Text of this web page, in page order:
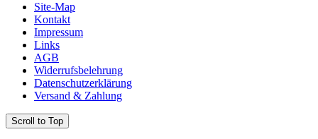
Site-Map
Kontakt
Impressum
Links
AGB
Widerrufsbelehrung
Datenschutzerklärung
Versand & Zahlung
Scroll to Top